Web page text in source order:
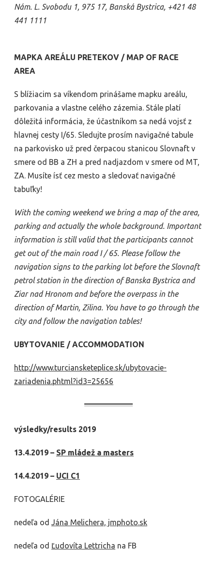
Nám. L. Svobodu 1, 975 17, Banská Bystrica, +421 48
441 1111
MAPKA AREÁLU PRETEKOV / MAP OF RACE
AREA
S blížiacim sa víkendom prinášame mapku areálu,
parkovania a vlastne celého zázemia. Stále platí
dôležitá informácia, že účastníkom sa nedá vojsť z
hlavnej cesty I/65. Sledujte prosím navigačné tabule
na parkovisko už pred čerpacou stanicou Slovnaft v
smere od BB a ZH a pred nadjazdom v smere od MT,
ZA. Musíte ísť cez mesto a sledovať navigačné
tabuľky!
With the coming weekend we bring a map of the area,
parking and actually the whole background. Important
information is still valid that the participants cannot
get out of the main road I / 65. Please follow the
navigation signs to the parking lot before the Slovnaft
petrol station in the direction of Banska Bystrica and
Ziar nad Hronom and before the overpass in the
direction of Martin, Zilina. You have to go through the
city and follow the navigation tables!
UBYTOVANIE / ACCOMMODATION
http://www.turciansketeplice.sk/ubytovacie-
zariadenia.phtml?id3=25656
výsledky/results 2019
13.4.2019 – SP mládež a masters
14.4.2019 – UCI C1
FOTOGALÉRIE
nedeľa od Jána Melichera, jmphoto.sk
nedeľa od Ľudovíta Lettricha na FB